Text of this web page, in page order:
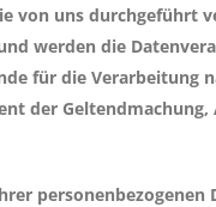
von uns durchgeführt
werden die
für die Verarbeitung
der